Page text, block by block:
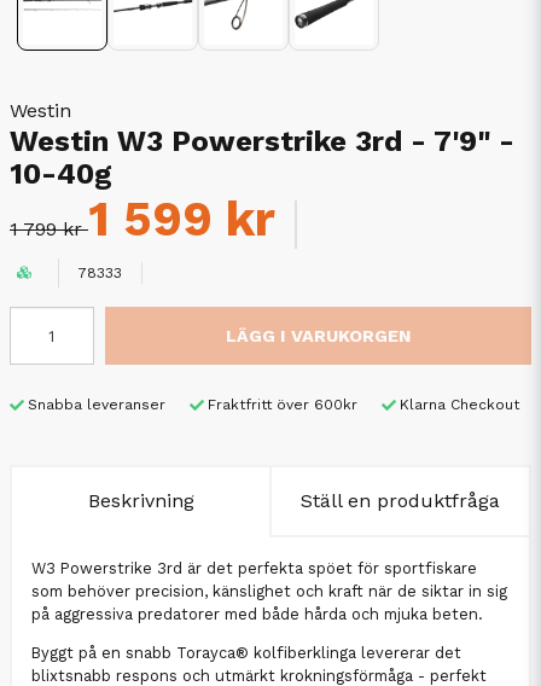
Westin
Westin W3 Powerstrike 3rd - 7'9" -
10-40g
1 799 kr1 599 kr
78333
LÄGG I VARUKORGEN
Snabba leveranser Fraktfritt över 600kr Klarna Checkout
Beskrivning Ställ en produktfråga
W3 Powerstrike 3rd är det perfekta spöet för sportfiskare
som behöver precision, känslighet och kraft när de siktar in sig
på aggressiva predatorer med både hårda och mjuka beten.
Byggt på en snabb Torayca® kolfiberklinga levererar det
blixtsnabb respons och utmärkt krokningsförmåga - perfekt